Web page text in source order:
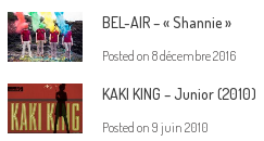
BEL-AIR – « Shannie »
Posted on 8 décembre 2016
KAKI KING – Junior (2010)
Posted on 9 juin 2010